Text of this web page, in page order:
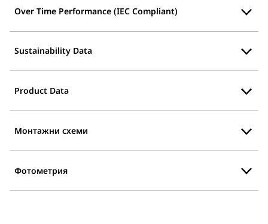
Over Time Performance (IEC Compliant)
Sustainability Data
Product Data
Монтажни схеми
Фотометрия